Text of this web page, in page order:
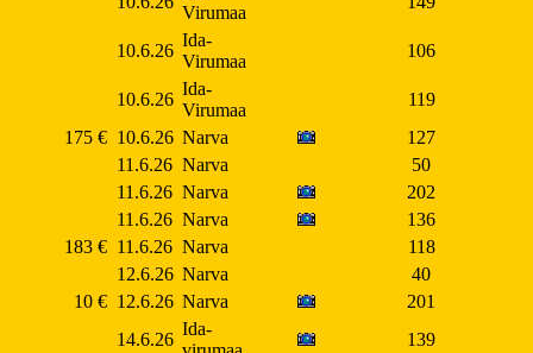
Virumaa
10.6.26
Ida-
Virumaa
106
10.6.26
Ida-
Virumaa
119
175 € 10.6.26 Narva
127
11.6.26 Narva
50
11.6.26 Narva
202
11.6.26 Narva
136
183 € 11.6.26 Narva
118
12.6.26 Narva
40
10 € 12.6.26 Narva
201
14.6.26
Ida-
139